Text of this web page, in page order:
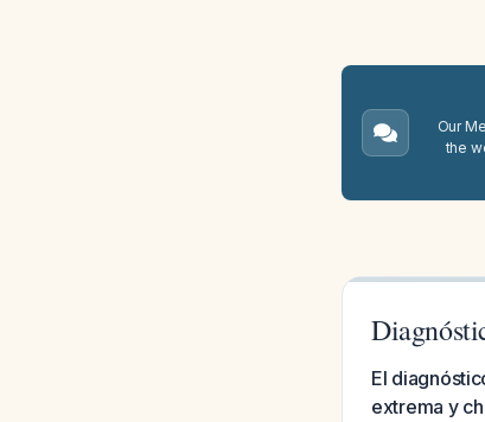
Our
the
El
extrema y